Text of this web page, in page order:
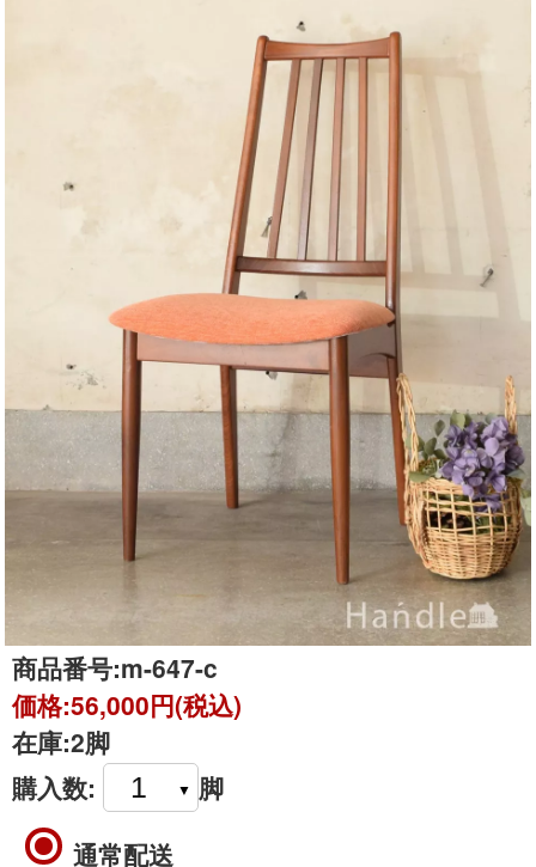
商品番号:m-647-c
価格:56,000円(税込)
在庫:2脚
購入数:
脚
通常配送